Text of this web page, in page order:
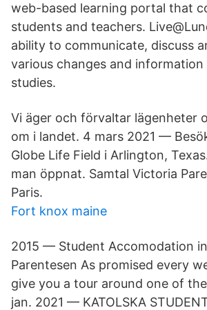
web-based learning portal that
students and teachers.
ability to communicate, discuss
various changes and
studies.
Vi äger och förvaltar lägenheter
om i landet. 4 mars 2021 —
Globe Life Field i Arlington,
man öppnat. Samtal Victoria
Paris.
Fort knox maine
2015 — Student Accomodation
Parentesen As promised every
give you a tour around one of
jan. 2021 — KATOLSKA